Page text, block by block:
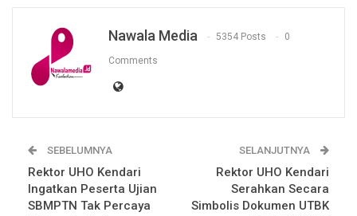
Nawala Media 5354 Posts 0
Comments
SEBELUMNYA
Rektor UHO Kendari
Ingatkan Peserta Ujian
SBMPTN Tak Percaya
SELANJUTNYA
Rektor UHO Kendari
Serahkan Secara
Simbolis Dokumen UTBK